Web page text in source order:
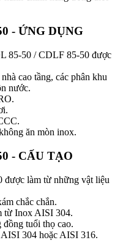
- ỨNG DỤNG
85-50 / CDLF 85-50 được
cao tầng, các phân khu
nước.
ăn mòn inox.
- CẤU TẠO
làm từ những vật liệu
chắc chắn.
từ Inox AISI 304.
tuổi thọ cao.
304 hoặc AISI 316.